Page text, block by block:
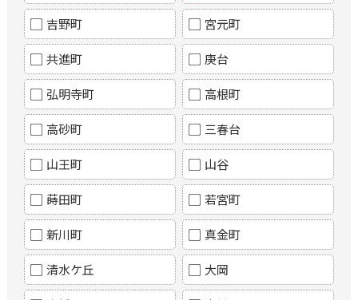
吉野町 宮元町
共進町 庚台
弘明寺町 高根町
高砂町 三春台
山王町 山谷
蒔田町 若宮町
新川町 真金町
清水ケ丘 大岡